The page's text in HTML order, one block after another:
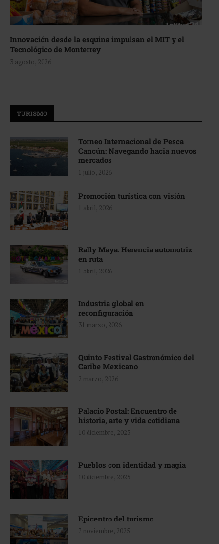
Innovación desde la esquina impulsan el MIT y el
Tecnológico de Monterrey
3 agosto, 2026
TURISMO
Torneo Internacional de Pesca
Cancún: Navegando hacia nuevos
mercados
1 julio, 2026
Promoción turística con visión
1 abril, 2026
Rally Maya: Herencia automotriz
en ruta
1 abril, 2026
Industria global en
reconfiguración
31 marzo, 2026
Quinto Festival Gastronómico del
Caribe Mexicano
2 marzo, 2026
Palacio Postal: Encuentro de
historia, arte y vida cotidiana
10 diciembre, 2025
Pueblos con identidad y magia
10 diciembre, 2025
Epicentro del turismo
7 noviembre, 2025